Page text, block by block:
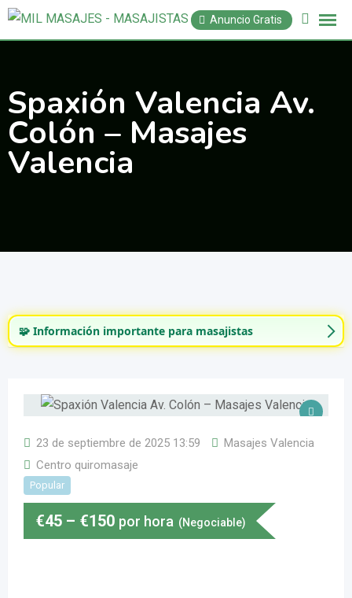
Saltar
Anuncio Gratis
Spaxión Valencia Av.
Colón – Masajes
Valencia
🧩 Información importante para masajistas
23 de septiembre de 2025 13:59
Masajes Valencia
Centro quiromasaje
Popular
€45 – €150 por hora (Negociable)